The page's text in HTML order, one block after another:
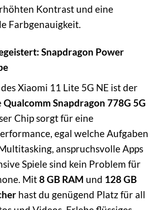
Kontrast und eine
Farbgenauigkeit.
Snapdragon Power
Xiaomi 11 Lite 5G NE ist der
Qualcomm Snapdragon 778G 5G
Chip sorgt für eine
egal welche Aufgaben
anspruchsvolle Apps
Spiele sind kein Problem für
Mit8 GB RAM und 128 GB
hast du genügend Platz für all